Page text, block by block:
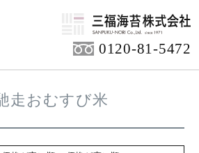
0120-81-5472
走おむすび米